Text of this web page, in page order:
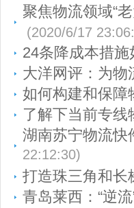
聚焦物流领域“
(2020/6/17
24条降成本措
大洋网评：为物
如何构建和保障
了解下当前专线
湖南苏宁物流快
22:12:30)
打造珠三角和长
青岛莱西：“逆